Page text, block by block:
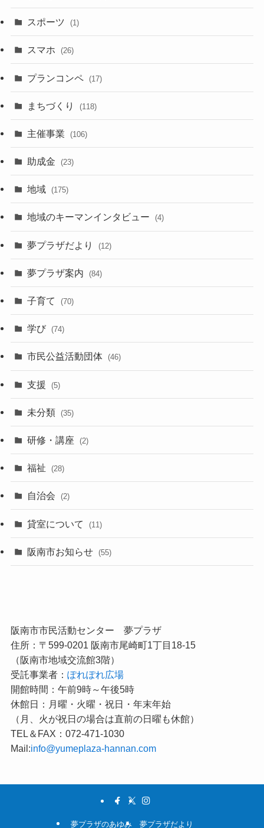
スポーツ (1)
スマホ (26)
プランコンペ (17)
まちづくり (118)
主催事業 (106)
助成金 (23)
地域 (175)
地域のキーマンインタビュー (4)
夢プラザだより (12)
夢プラザ案内 (84)
子育て (70)
学び (74)
市民公益活動団体 (46)
支援 (5)
未分類 (35)
研修・講座 (2)
福祉 (28)
自治会 (2)
貸室について (11)
阪南市お知らせ (55)
阪南市市民活動センター 夢プラザ
住所：〒599-0201 阪南市尾崎町1丁目18-15
（阪南市地域交流館3階）
受託事業者： ぽれぽれ広場
開館時間：午前9時～午後5時
休館日：月曜・火曜・祝日・年末年始
（月、火が祝日の場合は直前の日曜も休館）
TEL＆FAX：072-471-1030
Mail:info@yumeplaza-hannan.com
夢プラザのあゆみ 夢プラザだより